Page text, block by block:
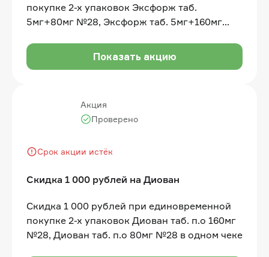
покупке 2-х упаковок Эксфорж таб.
5мг+80мг №28, Эксфорж таб. 5мг+160мг
чеке
Показать акцию
Акция
Скидка 1 000 рублей на Диован
Срок акции истёк
Проверено
Скидка 1 000 рублей при единовременной
покупке 2-х упаковок Диован таб. п.о 160мг
№28, Диован таб. п.о 80мг №28 в одном чеке